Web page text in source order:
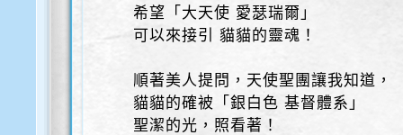
希望「大天使 愛瑟瑞爾」
可以來接引 貓貓的靈魂！
順著美人提問，天使聖團讓我知道，
貓貓的確被「銀白色 基督體系」
聖潔的光，照看著！